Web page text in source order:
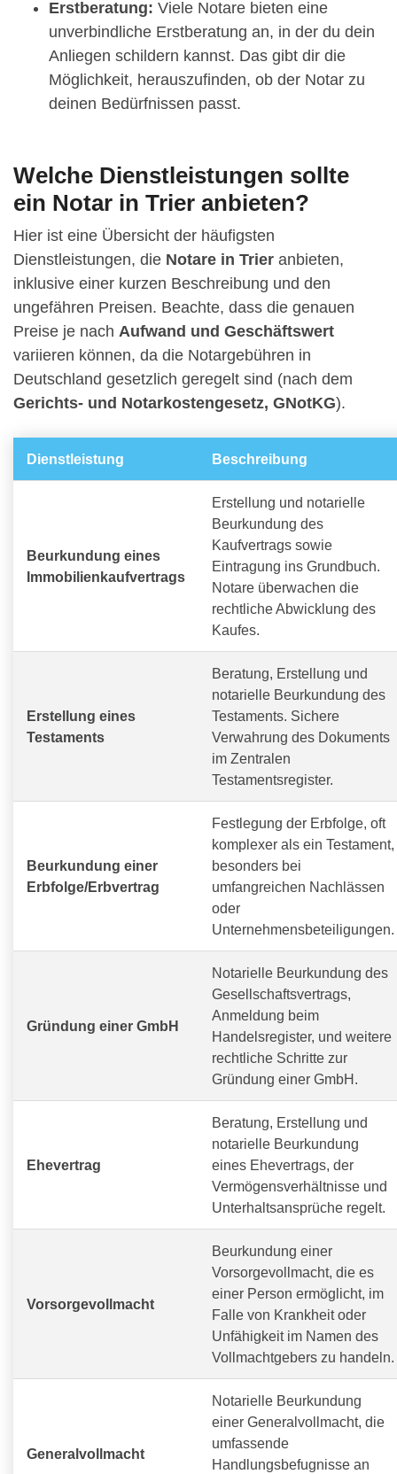
Erstberatung: Viele Notare bieten eine
unverbindliche Erstberatung an, in der du dein
Anliegen schildern kannst. Das gibt dir die
Möglichkeit, herauszufinden, ob der Notar zu
deinen Bedürfnissen passt.
Welche Dienstleistungen sollte
ein Notar in Trier anbieten?
Hier ist eine Übersicht der häufigsten
Dienstleistungen, die Notare in Trier anbieten,
inklusive einer kurzen Beschreibung und den
ungefähren Preisen. Beachte, dass die genauen
Preise je nach Aufwand und Geschäftswert
variieren können, da die Notargebühren in
Deutschland gesetzlich geregelt sind (nach dem
Gerichts- und Notarkostengesetz, GNotKG).
Dienstleistung Beschreibung
Beurkundung eines
Immobilienkaufvertrags
Erstellung und notarielle
Beurkundung des
Kaufvertrags sowie
Eintragung ins Grundbuch.
Notare überwachen die
rechtliche Abwicklung des
Kaufes.
Erstellung eines
Testaments
Beratung, Erstellung und
notarielle Beurkundung des
Testaments. Sichere
Verwahrung des Dokuments
im Zentralen
Testamentsregister.
Beurkundung einer
Erbfolge/Erbvertrag
Festlegung der Erbfolge, oft
komplexer als ein Testament,
besonders bei
umfangreichen Nachlässen
oder
Unternehmensbeteiligungen.
Gründung einer GmbH
Notarielle Beurkundung des
Gesellschaftsvertrags,
Anmeldung beim
Handelsregister, und weitere
rechtliche Schritte zur
Gründung einer GmbH.
Ehevertrag
Beratung, Erstellung und
notarielle Beurkundung
eines Ehevertrags, der
Vermögensverhältnisse und
Unterhaltsansprüche regelt.
Vorsorgevollmacht
Beurkundung einer
Vorsorgevollmacht, die es
einer Person ermöglicht, im
Falle von Krankheit oder
Unfähigkeit im Namen des
Vollmachtgebers zu handeln.
Generalvollmacht
Notarielle Beurkundung
einer Generalvollmacht, die
umfassende
Handlungsbefugnisse an